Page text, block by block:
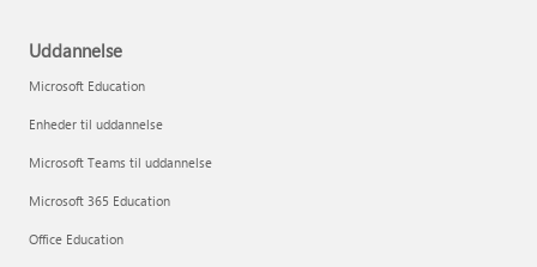
Uddannelse
Microsoft Education
Enheder til uddannelse
Microsoft Teams til uddannelse
Microsoft 365 Education
Office Education